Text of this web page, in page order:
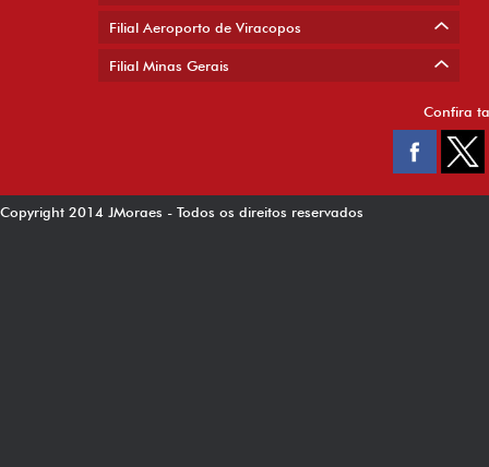
Filial Aeroporto de Viracopos
Filial Minas Gerais
Confira
Copyright 2014 JMoraes - Todos os direitos reservados